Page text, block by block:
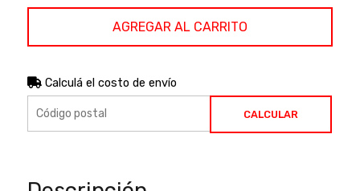
AGREGAR AL CARRITO
Calculá el costo de envío
CALCULAR